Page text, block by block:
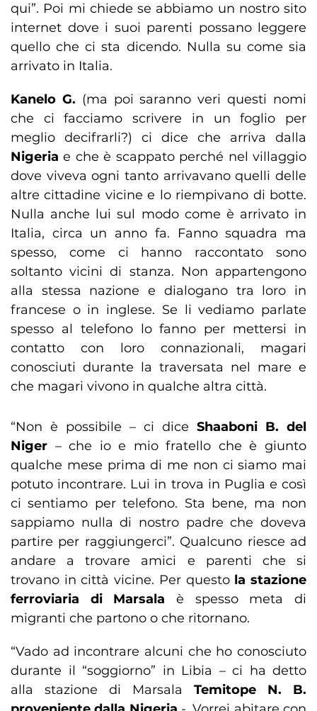
qui”. Poi mi chiede se abbiamo un nostro sito
internet dove i suoi parenti possano leggere
quello che ci sta dicendo. Nulla su come sia
arrivato in Italia.
Kanelo G. (ma poi saranno veri questi nomi
che ci facciamo scrivere in un foglio per
meglio decifrarli?) ci dice che arriva dalla
Nigeria e che è scappato perché nel villaggio
dove viveva ogni tanto arrivavano quelli delle
altre cittadine vicine e lo riempivano di botte.
Nulla anche lui sul modo come è arrivato in
Italia, circa un anno fa. Fanno squadra ma
spesso, come ci hanno raccontato sono
soltanto vicini di stanza. Non appartengono
alla stessa nazione e dialogano tra loro in
francese o in inglese. Se li vediamo parlate
spesso al telefono lo fanno per mettersi in
contatto con loro connazionali, magari
conosciuti durante la traversata nel mare e
che magari vivono in qualche altra città.
“Non è possibile – ci dice Shaaboni B. del
Niger – che io e mio fratello che è giunto
qualche mese prima di me non ci siamo mai
potuto incontrare. Lui in trova in Puglia e così
ci sentiamo per telefono. Sta bene, ma non
sappiamo nulla di nostro padre che doveva
partire per raggiungerci”. Qualcuno riesce ad
andare a trovare amici e parenti che si
trovano in città vicine. Per questo la stazione
ferroviaria di Marsala è spesso meta di
migranti che partono o che ritornano.
“Vado ad incontrare alcuni che ho conosciuto
durante il “soggiorno” in Libia – ci ha detto
alla stazione di Marsala Temitope N. B.